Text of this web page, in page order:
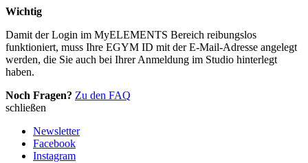
Wichtig
Damit der Login im MyELEMENTS Bereich reibungslos
funktioniert, muss Ihre EGYM ID mit der E-Mail-Adresse angelegt
werden, die Sie auch bei Ihrer Anmeldung im Studio hinterlegt
haben.
Noch Fragen? Zu den FAQ
schließen
Newsletter
Facebook
Instagram